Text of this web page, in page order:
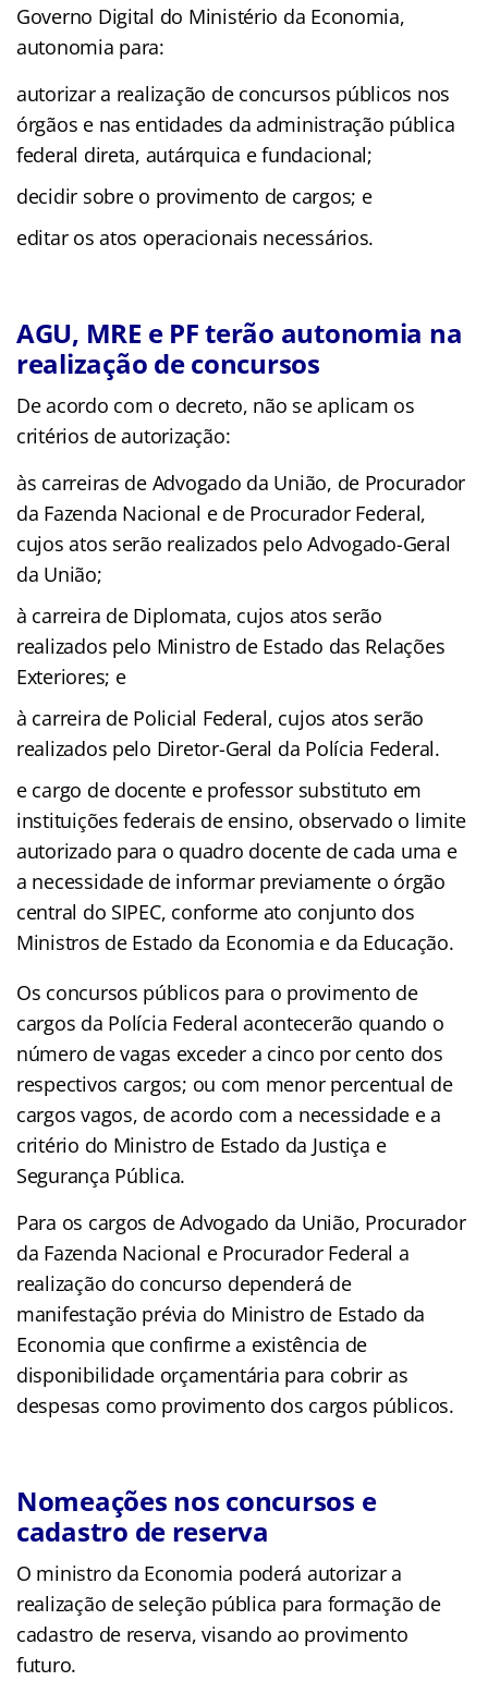
Governo Digital do Ministério da Economia,
autonomia para:
autorizar a realização de concursos públicos nos
órgãos e nas entidades da administração pública
federal direta, autárquica e fundacional;
decidir sobre o provimento de cargos; e
editar os atos operacionais necessários.
AGU, MRE e PF terão autonomia na
realização de concursos
De acordo com o decreto, não se aplicam os
critérios de autorização:
às carreiras de Advogado da União, de Procurador
da Fazenda Nacional e de Procurador Federal,
cujos atos serão realizados pelo Advogado-Geral
da União;
à carreira de Diplomata, cujos atos serão
realizados pelo Ministro de Estado das Relações
Exteriores; e
à carreira de Policial Federal, cujos atos serão
realizados pelo Diretor-Geral da Polícia Federal.
e cargo de docente e professor substituto em
instituições federais de ensino, observado o limite
autorizado para o quadro docente de cada uma e
a necessidade de informar previamente o órgão
central do SIPEC, conforme ato conjunto dos
Ministros de Estado da Economia e da Educação.
Os concursos públicos para o provimento de
cargos da Polícia Federal acontecerão quando o
número de vagas exceder a cinco por cento dos
respectivos cargos; ou com menor percentual de
cargos vagos, de acordo com a necessidade e a
critério do Ministro de Estado da Justiça e
Segurança Pública.
Para os cargos de Advogado da União, Procurador
da Fazenda Nacional e Procurador Federal a
realização do concurso dependerá de
manifestação prévia do Ministro de Estado da
Economia que confirme a existência de
disponibilidade orçamentária para cobrir as
despesas como provimento dos cargos públicos.
Nomeações nos concursos e
cadastro de reserva
O ministro da Economia poderá autorizar a
realização de seleção pública para formação de
cadastro de reserva, visando ao provimento
futuro.